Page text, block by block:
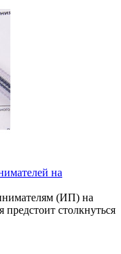
на
(ИП) на
столкнуться